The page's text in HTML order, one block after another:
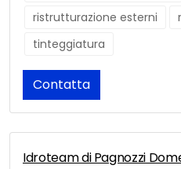
ristrutturazione esterni
tinteggiatura
Contatta
Idroteam di Pagnozzi